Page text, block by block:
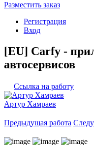
Разместить заказ
Регистрация
Вход
[EU] Сarfу -
автосервисов
Ссылка на работу
Артур Хамраев
Предыдущая работа